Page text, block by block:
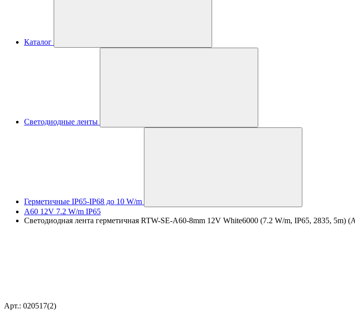
Каталог
Светодиодные ленты
Герметичные IP65-IP68 до 10 W/m
A60 12V 7.2 W/m IP65
Светодиодная лента герметичная RTW-SE-A60-8mm 12V White6000 (7.2 W/m, IP65, 2835, 5m)
Арт.: 020517(2)